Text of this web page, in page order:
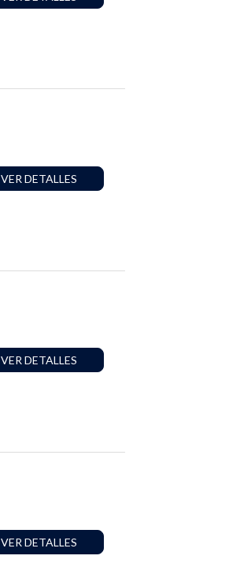
VER DETALLES
VER DETALLES
VER DETALLES